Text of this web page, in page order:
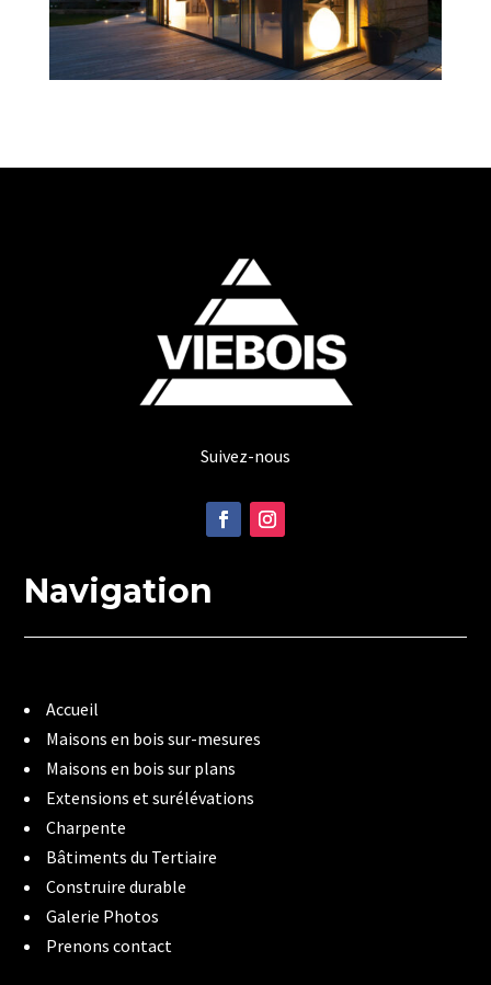
Suivez-nous
Navigation
Accueil
Maisons en bois sur-mesures
Maisons en bois sur plans
Extensions et surélévations
Charpente
Bâtiments du Tertiaire
Construire durable
Galerie Photos
Prenons contact